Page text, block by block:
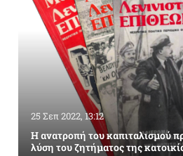
25 Σεπ 2022, 13:12
Η ανατροπή του καπιταλισμού
λύση του ζητήματος της